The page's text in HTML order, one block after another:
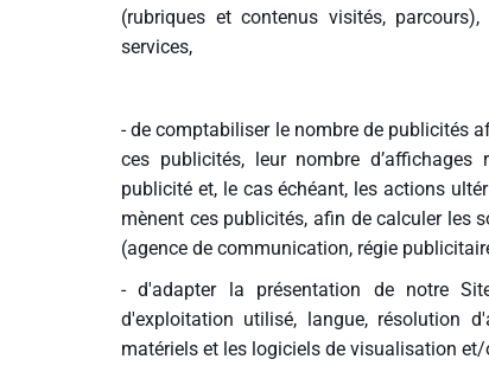
Liens utiles
Métropole Nice Côte d'Azur
Département des Alpes Maritimes
(rubriques et contenus visités,
services,
- de comptabiliser le nombre de publicités
ces publicités, leur nombre
publicité et, le cas échéant, les actions
mènent ces publicités, afin de calculer les
(agence de communication, régie
- d'adapter la présentation de notre
d'exploitation utilisé, langue, résolution
matériels et les logiciels de visualisation